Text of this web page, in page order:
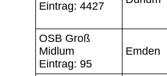
Eintrag: 4427
OSB Groß
Midlum
Eintrag: 95
Emden